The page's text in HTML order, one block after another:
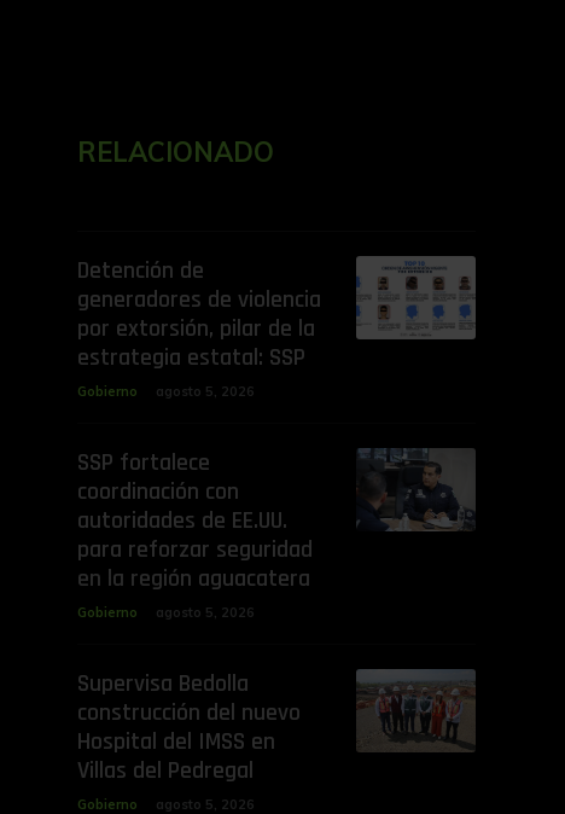
RELACIONADO
Detención de
generadores de violencia
por extorsión, pilar de la
estrategia estatal: SSP
Gobierno agosto 5, 2026
SSP fortalece
coordinación con
autoridades de EE.UU.
para reforzar seguridad
en la región aguacatera
Gobierno agosto 5, 2026
Supervisa Bedolla
construcción del nuevo
Hospital del IMSS en
Villas del Pedregal
Gobierno agosto 5, 2026